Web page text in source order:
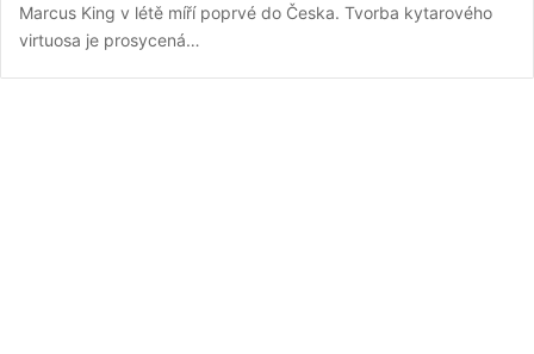
Marcus King v létě míří poprvé do Česka. Tvorba kytarového
virtuosa je prosycená…